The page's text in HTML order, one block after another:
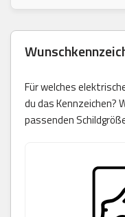
Für welches
du das Kennzeichen?
passenden